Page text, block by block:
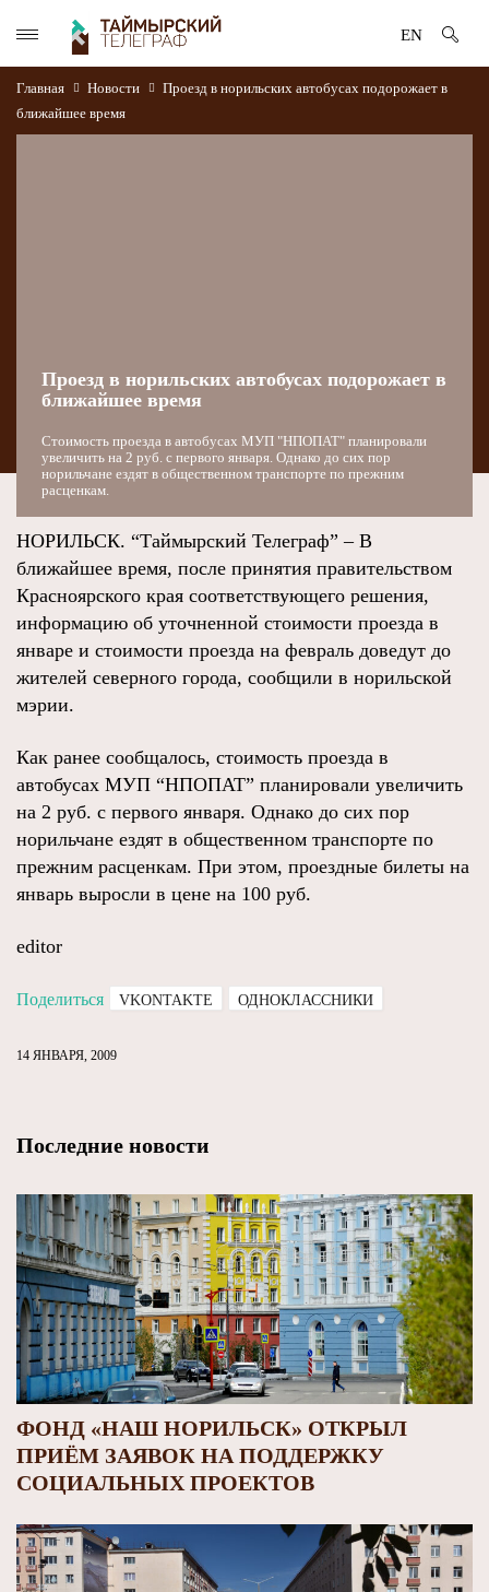
EN
Главная Новости
Проезд в норильских автобусах подорожает в
ближайшее время
Проезд в норильских автобусах подорожает в
ближайшее время
Стоимость проезда в автобусах МУП "НПОПАТ" планировали
увеличить на 2 руб. с первого января. Однако до сих пор
норильчане ездят в общественном транспорте по прежним
расценкам.
НОРИЛЬСК. “Таймырский Телеграф” – В
ближайшее время, после принятия правительством
Красноярского края соответствующего решения,
информацию об уточненной стоимости проезда в
январе и стоимости проезда на февраль доведут до
жителей северного города, сообщили в норильской
мэрии.
Как ранее сообщалось, стоимость проезда в
автобусах МУП “НПОПАТ” планировали увеличить
на 2 руб. с первого января. Однако до сих пор
норильчане ездят в общественном транспорте по
прежним расценкам. При этом, проездные билеты на
январь выросли в цене на 100 руб.
editor
Поделиться VKONTAKTE ОДНОКЛАССНИКИ
14 ЯНВАРЯ, 2009
Последние новости
ФОНД «НАШ НОРИЛЬСК» ОТКРЫЛ
ПРИЁМ ЗАЯВОК НА ПОДДЕРЖКУ
СОЦИАЛЬНЫХ ПРОЕКТОВ